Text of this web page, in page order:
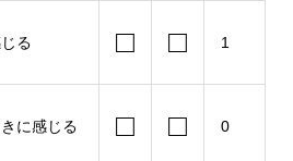
る □ □ 1
に感じる □ □ 0